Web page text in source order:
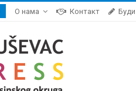
О нама Контакт